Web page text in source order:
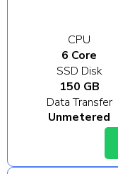
CPU
6 Core
SSD Disk
150 GB
Data Transfer
Unmetered